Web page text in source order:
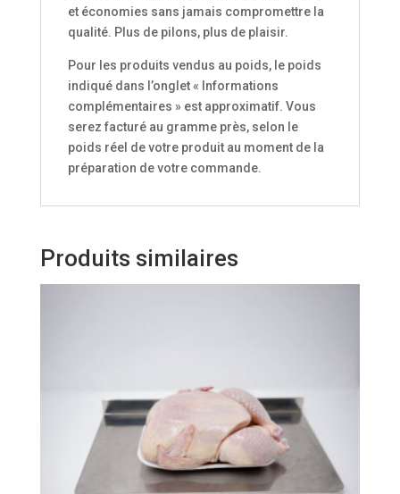
et économies sans jamais compromettre la
qualité. Plus de pilons, plus de plaisir.
Pour les produits vendus au poids, le poids
indiqué dans l’onglet « Informations
complémentaires » est approximatif. Vous
serez facturé au gramme près, selon le
poids réel de votre produit au moment de la
préparation de votre commande.
Produits similaires